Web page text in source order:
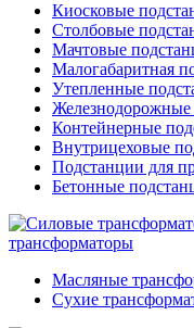
Киосковые
Столбовые
Мачтовые
Малогабаритная
Утепленные
Контейнерные
Внутрицеховые
Подстанции для
Бетонные
трансформаторы
Масляные
Сухие